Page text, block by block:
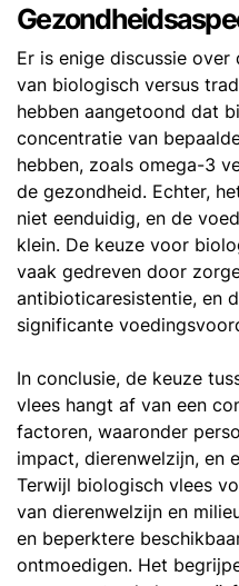
Er is enige discussie
van biologisch versus
hebben aangetoond dat
concentratie van
hebben, zoals omega-3
de gezondheid. Echter,
niet eenduidig, en de
klein. De keuze voor
vaak gedreven door
antibioticaresistentie, en
significante
In conclusie, de keuze
vlees hangt af van een
factoren, waaronder
impact, dierenwelzijn, en
Terwijl biologisch vlees
van dierenwelzijn en
en beperktere
ontmoedigen. Het